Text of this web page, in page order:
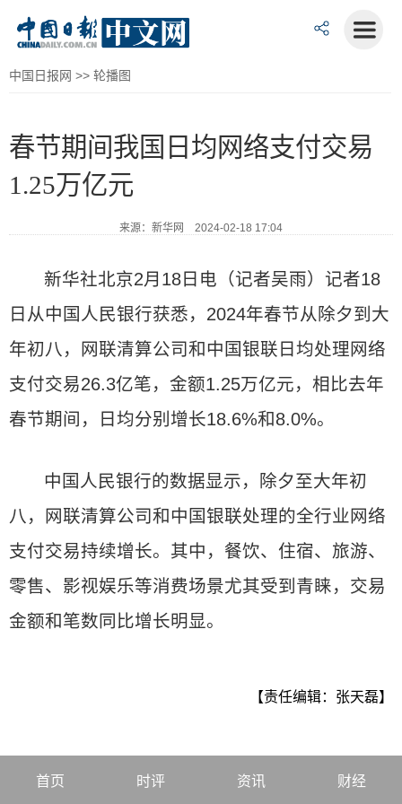
中国日报网 >> 轮播图
春节期间我国日均网络支付交易
1.25万亿元
来源：新华网 2024-02-18 17:04
新华社北京2月18日电（记者吴雨）记者18
日从中国人民银行获悉，2024年春节从除夕到大
年初八，网联清算公司和中国银联日均处理网络
支付交易26.3亿笔，金额1.25万亿元，相比去年
春节期间，日均分别增长18.6%和8.0%。
中国人民银行的数据显示，除夕至大年初
八，网联清算公司和中国银联处理的全行业网络
支付交易持续增长。其中，餐饮、住宿、旅游、
零售、影视娱乐等消费场景尤其受到青睐，交易
金额和笔数同比增长明显。
【责任编辑：张天磊】
首页 时评 资讯 财经